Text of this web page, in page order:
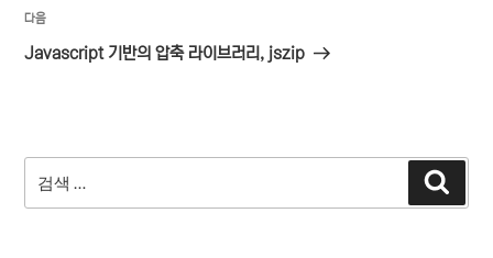
다
음
다음
Javascript 기반의 압축 라이브러리, jszip
색:
색